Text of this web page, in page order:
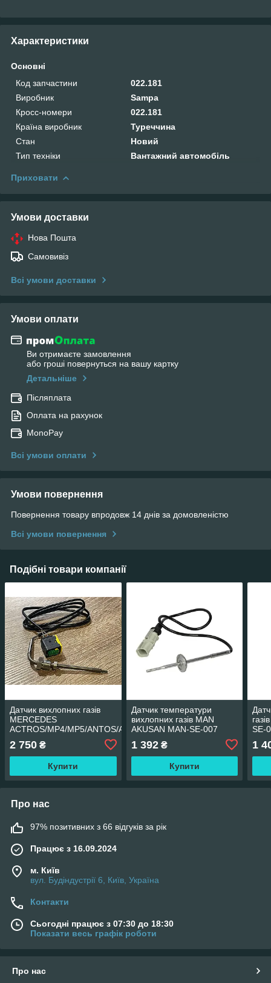
Характеристики
Основні
Код запчастини
022.181
Виробник
Sampa
Кросс-номери
022.181
Країна виробник
Туреччина
Стан
Новий
Тип техніки
Вантажний автомобіль
Приховати
Умови доставки
Нова Пошта
Самовивіз
Всі умови доставки
Умови оплати
Ви отримаєте замовлення
або гроші повернуться на вашу картку
Детальніше
Післяплата
Оплата на рахунок
MonoPay
Всі умови оплати
Умови повернення
Повернення товару впродовж 14 днів за домовленістю
Всі умови повернення
Подібні товари компанії
Датчик вихлопних газів
MERCEDES
ACTROS/MP4/MP5/ANTOS/AROCS
2 750 ₴
Купити
Датчик температури
вихлопних газів MAN
AKUSAN MAN-SE-007
1 392₴
Купити
SE-
1
Про нас
97% позитивних з 66 відгуків за рік
Працює з 16.09.2024
м. Київ
вул. Будіндустрії 6, Київ, Україна
Контакти
Сьогодні працює з 07:30 до 18:30
Показати весь графік роботи
Про нас